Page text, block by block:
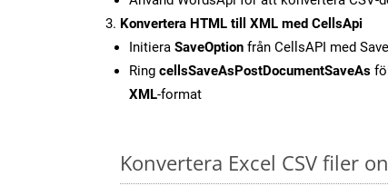
Konvertera HTML till XML med CellsApi
Initiera SaveOption från CellsAPI med
Ring cellsSaveAsPostDocumentSaveAs
XML-format
Konvertera Excel CSV filer